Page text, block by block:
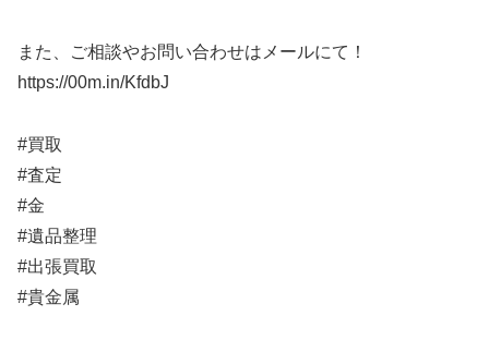
また、ご相談やお問い合わせはメールにて！
https://00m.in/KfdbJ
#買取
#査定
#金
#遺品整理
#出張買取
#貴金属